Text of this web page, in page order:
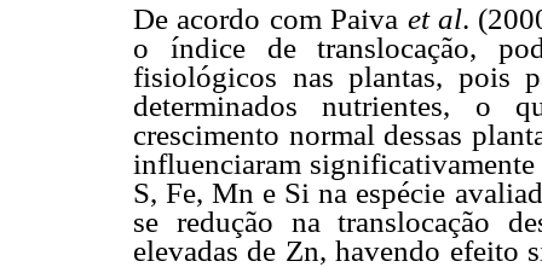
De acordo com Paiva et al.
o índice de translocação,
fisiológicos nas plantas, pois
determinados nutrientes, o
crescimento normal dessas
influenciaram
S, Fe, Mn e Si na espécie
se redução na translocação
elevadas de Zn, havendo